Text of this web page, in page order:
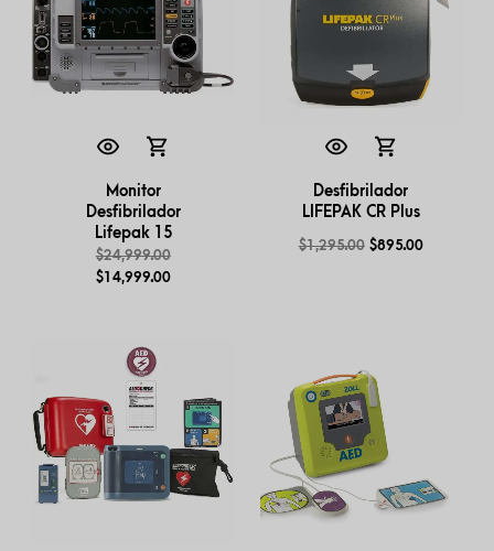
Monitor
Desfibrilador
Lifepak 15
$24,999.00
$14,999.00
Desfibrilador
LIFEPAK CR Plus
$1,295.00 $895.00